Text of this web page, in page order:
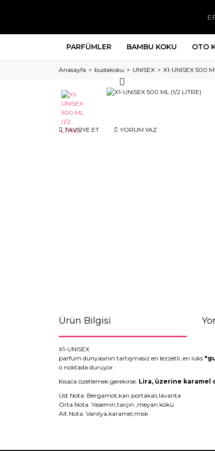
PARFÜMLER BAMBU KOKU OTO
Anasayfa budakoku UNISEX X1-UNISEX 500
TAVSİYE ET YORUM YAZ
Ürün Bilgisi
X1-UNISEX
parfüm dünyasının tartışmasız en lezzetli, en lüks
o noktada duruyor.
Kısaca özetlemek gerekirse: Lira, üzerine karamel
Üst Nota: Bergamot,kan portakalı,lavanta
Orta Nota: Yasemin,tarçın ,meyan kökü
Alt Nota: Vanilya,karamel,misk
Görüş ve önerileriniz için teşekkür ederiz.